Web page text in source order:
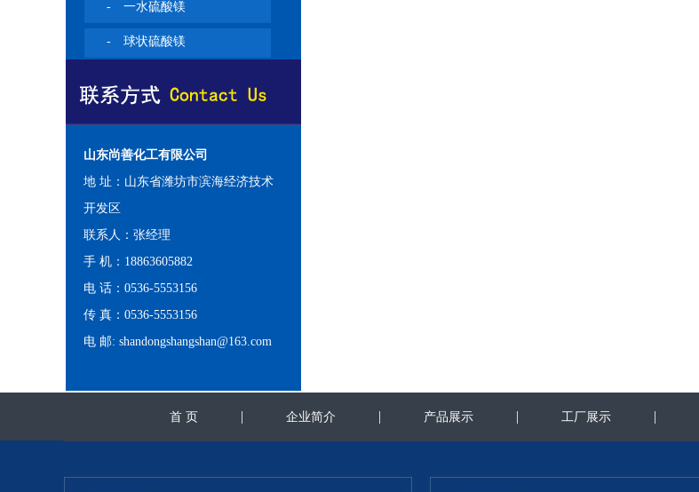
- 一水硫酸镁
- 球状硫酸镁
山东尚善化工有限公司
地 址：山东省潍坊市滨海经济技术
开发区
联系人：张经理
手 机：18863605882
电 话：0536-5553156
传 真：0536-5553156
电 邮: shandongshangshan@163.com
首 页 | 企业简介 | 产品展示 | 工厂展示 |